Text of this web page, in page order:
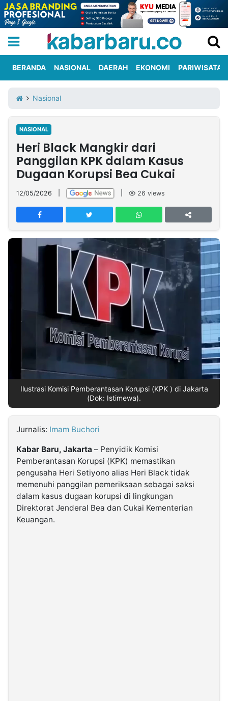
Iklan
Berita
Kami
Nasional
International
Olahraga
Entertainment
Daerah
Pariwisata
Kuliner
Kolom
Network
PT
TREETAN
INDONESIA
Time
Jogja
Rakyat
News
Notice
Kabarbaru.co
2026
BERANDA NASIONAL DAERAH EKONOMI PARIWISATA
Nasional
NASIONAL
Heri Black Mangkir dari
Panggilan KPK dalam Kasus
Dugaan Korupsi Bea Cukai
12/05/2026 26 views
Ilustrasi Komisi Pemberantasan Korupsi (KPK ) di Jakarta
(Dok: Istimewa).
Jurnalis: Imam Buchori
Kabar Baru, Jakarta – Penyidik Komisi
Pemberantasan Korupsi (KPK) memastikan
pengusaha Heri Setiyono alias Heri Black tidak
memenuhi panggilan pemeriksaan sebagai saksi
dalam kasus dugaan korupsi di lingkungan
Direktorat Jenderal Bea dan Cukai Kementerian
Keuangan.